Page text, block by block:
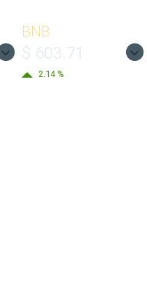
BNB
2.14 %